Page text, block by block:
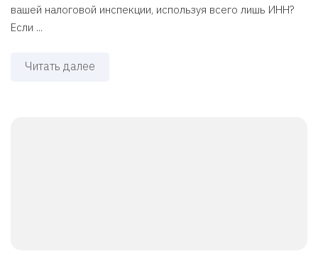
вашей налоговой инспекции, используя всего лишь ИНН?
Если ...
Читать далее